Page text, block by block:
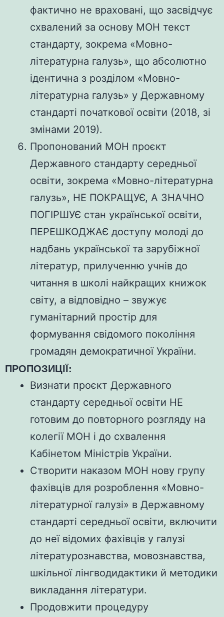
фактично не враховані, що засвідчує
схвалений за основу МОН текст
стандарту, зокрема «Мовно-
літературна галузь», що абсолютно
ідентична з розділом «Мовно-
літературна галузь» у Державному
стандарті початкової освіти (2018, зі
змінами 2019).
Пропонований МОН проєкт
Державного стандарту середньої
освіти, зокрема «Мовно-літературна
галузь», НЕ ПОКРАЩУЄ, А ЗНАЧНО
ПОГІРШУЄ стан української освіти,
ПЕРЕШКОДЖАЄ доступу молоді до
надбань української та зарубіжної
літератур, прилученню учнів до
читання в школі найкращих книжок
світу, а відповідно – звужує
гуманітарний простір для
формування свідомого покоління
громадян демократичної України.
ПРОПОЗИЦІЇ:
Визнати проєкт Державного
стандарту середньої освіти НЕ
готовим до повторного розгляду на
колегії МОН і до схвалення
Кабінетом Міністрів України.
Створити наказом МОН нову групу
фахівців для розроблення «Мовно-
літературної галузі» в Державному
стандарті середньої освіти, включити
до неї відомих фахівців у галузі
літературознавства, мовознавства,
шкільної лінгводидактики й методики
викладання літератури.
Продовжити процедуру